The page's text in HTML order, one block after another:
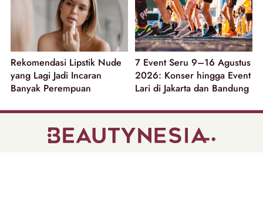
Rekomendasi Lipstik Nude
yang Lagi Jadi Incaran
Banyak Perempuan
7 Event Seru 9–16 Agustus
2026: Konser hingga Event
Lari di Jakarta dan Bandung